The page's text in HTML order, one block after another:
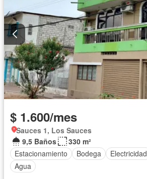
$ 1.600/mes
Sauces 1, Los Sauces
9,5 Baños
330 m²
Estacionamiento
Bodega Electricidad
Agua